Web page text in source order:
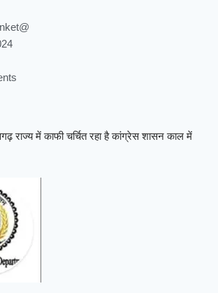
राज्य में काफी चर्चित रहा है कांग्रेस शासन काल में